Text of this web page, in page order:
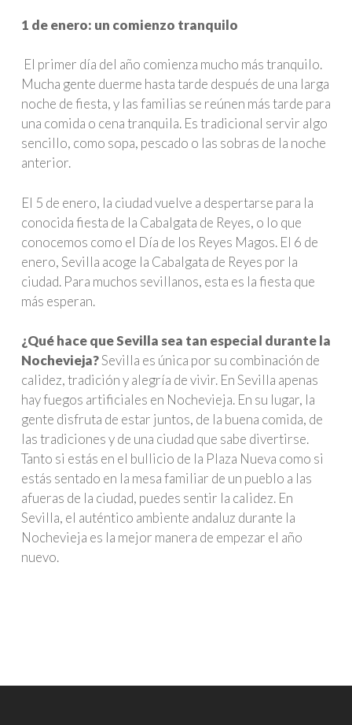
1 de enero: un comienzo tranquilo
El primer día del año comienza mucho más tranquilo.
Mucha gente duerme hasta tarde después de una larga
noche de fiesta, y las familias se reúnen más tarde para
una comida o cena tranquila. Es tradicional servir algo
sencillo, como sopa, pescado o las sobras de la noche
anterior.
El 5 de enero, la ciudad vuelve a despertarse para la
conocida fiesta de la Cabalgata de Reyes, o lo que
conocemos como el Día de los Reyes Magos. El 6 de
enero, Sevilla acoge la Cabalgata de Reyes por la
ciudad. Para muchos sevillanos, esta es la fiesta que
más esperan.
¿Qué hace que Sevilla sea tan especial durante la
Nochevieja?Sevilla es única por su combinación de
calidez, tradición y alegría de vivir. En Sevilla apenas
hay fuegos artificiales en Nochevieja. En su lugar, la
gente disfruta de estar juntos, de la buena comida, de
las tradiciones y de una ciudad que sabe divertirse.
Tanto si estás en el bullicio de la Plaza Nueva como si
estás sentado en la mesa familiar de un pueblo a las
afueras de la ciudad, puedes sentir la calidez. En
Sevilla, el auténtico ambiente andaluz durante la
Nochevieja es la mejor manera de empezar el año
nuevo.